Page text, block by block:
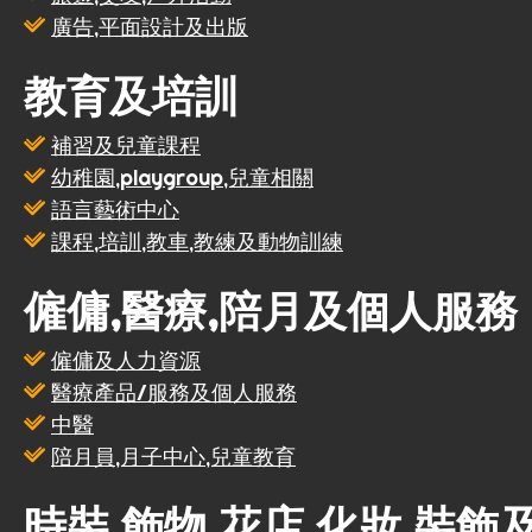
廣告,平面設計及出版
教育及培訓
補習及兒童課程
幼稚園,playgroup,兒童相關
語言藝術中心
課程,培訓,教車,教練及動物訓練
僱傭,醫療,陪月及個人服務
僱傭及人力資源
醫療產品/服務及個人服務
中醫
陪月員,月子中心,兒童教育